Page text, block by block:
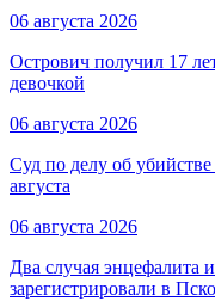
06 августа 2026
Острович получил 17
девочкой
06 августа 2026
Суд по делу об убийстве
августа
06 августа 2026
Два случая энцефалита
зарегистрировали в